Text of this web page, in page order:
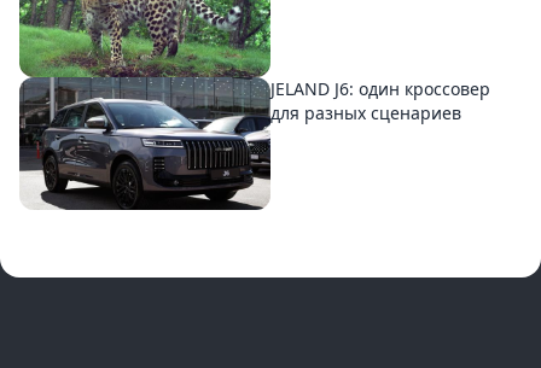
JELAND J6: один кроссовер
для разных сценариев